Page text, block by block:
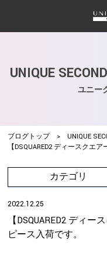
UNIQUE
ユニー
ブログトップ > UNIQUE
【DSQUARED2 ディースクエ
カテゴリ
2022.12.25
【DSQUARED2 ディ
ピース入荷です。